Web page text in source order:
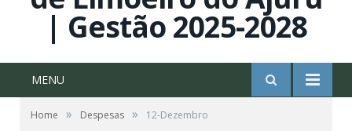
MENU
Home » Despesas » 12-Dezembro